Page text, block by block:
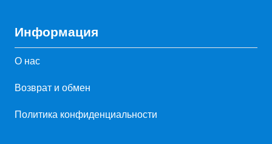
Информация
О нас
Возврат и обмен
Политика конфиденциальности